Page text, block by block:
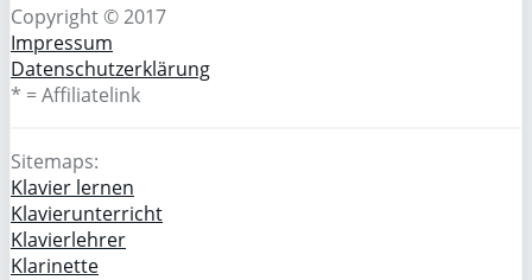
Copyright © 2017
Impressum
Datenschutzerklärung
* = Affiliatelink
Sitemaps:
Klavier lernen
Klavierunterricht
Klavierlehrer
Klarinette